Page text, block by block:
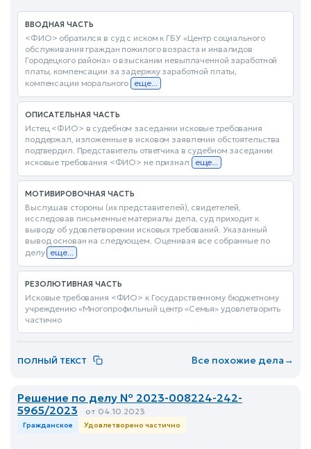
ВВОДНАЯ ЧАСТЬ
<ФИО> обратился в суд с иском к ГБУ «Центр социального
обслуживания граждан пожилого возраста и инвалидов
Городецкого района» о взыскании невыплаченной заработной
платы, компенсации за задержку заработной платы,
компенсации морального еще...
ОПИСАТЕЛЬНАЯ ЧАСТЬ
Истец <ФИО> в судебном заседании исковые требования
поддержал, изложенные в исковом заявлении обстоятельства
подтвердил. Представитель ответчика в судебном заседании
исковые требования <ФИО> не признал
еще...
МОТИВИРОВОЧНАЯ ЧАСТЬ
Выслушав стороны (их представителей), свидетелей,
исследовав письменные материалы дела, суд приходит к
выводу об удовлетворении исковых требований. Указанный
вывод основан на следующем. Оценивая все собранные по
делу еще...
РЕЗОЛЮТИВНАЯ ЧАСТЬ
Исковые требования <ФИО> к Государственному бюджетному
учреждению «Многопрофильный центр «Семья» удовлетворить
частично
ПОЛНЫЙ ТЕКСТ Все похожие дела→
Решение по делу № 2023-008224-242-
5965/2023
от 04.10.2023
Гражданское Удовлетворено частично